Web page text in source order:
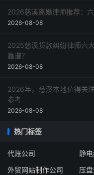
2026慈溪离婚律师推荐：
2026-08-08
2025慈溪货款纠纷律师六
靠谱？
2026-08-08
2026年，慈溪本地值得关
参考
2026-08-08
热门标签
代账公司
外贸网站制作公司
压